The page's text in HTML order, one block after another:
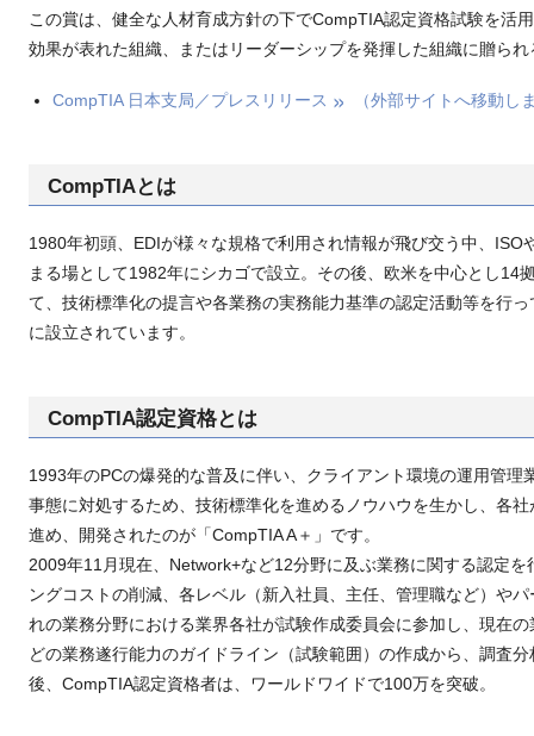
この賞は、健全な人材育成方針の下でCompTIA認定資格試験を活
効果が表れた組織、またはリーダーシップを発揮した組織に贈ら
CompTIA 日本支局／プレスリリース （外部サイトへ移動し
CompTIAとは
1980年初頭、EDIが様々な規格で利用され情報が飛び交う中、
まる場として1982年にシカゴで設立。その後、欧米を中心とし14
て、技術標準化の提言や各業務の実務能力基準の認定活動等を行
に設立されています。
CompTIA認定資格とは
1993年のPCの爆発的な普及に伴い、クライアント環境の運用管
事態に対処するため、技術標準化を進めるノウハウを生かし、各
進め、開発されたのが「CompTIA A＋」です。
2009年11月現在、Network+など12分野に及ぶ業務に関する認定
ングコストの削減、各レベル（新入社員、主任、管理職など）や
れの業務分野における業界各社が試験作成委員会に参加し、現在
どの業務遂行能力のガイドライン（試験範囲）の作成から、調査
後、CompTIA認定資格者は、ワールドワイドで100万を突破。